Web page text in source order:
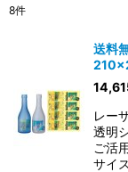
並び順:
8件
送料
レー
透明
ご活
サイ